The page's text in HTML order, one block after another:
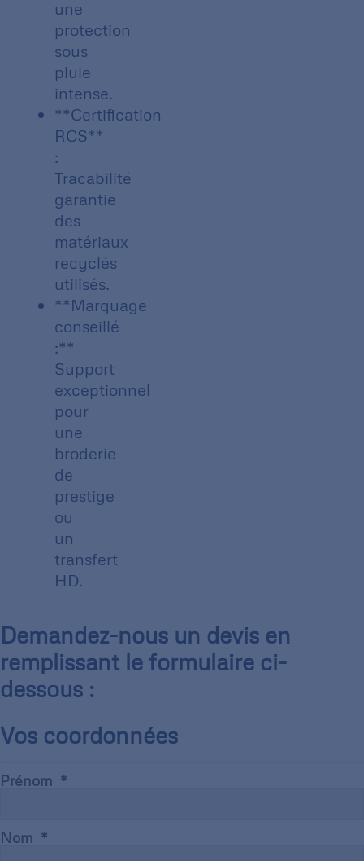
une
protection
sous
pluie
intense.
**Certification
RCS**
:
Tracabilité
garantie
des
matériaux
recyclés
utilisés.
**Marquage
conseillé
:**
Support
exceptionnel
pour
une
broderie
de
prestige
ou
un
transfert
HD.
Demandez-nous un devis en
remplissant le formulaire ci-
dessous :
Vos coordonnées
Prénom
Nom